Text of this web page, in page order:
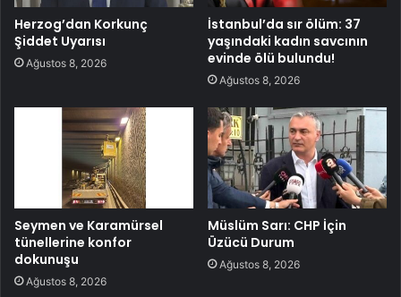
Herzog’dan Korkunç
Şiddet Uyarısı
Ağustos 8, 2026
İstanbul’da sır ölüm: 37
yaşındaki kadın savcının
evinde ölü bulundu!
Ağustos 8, 2026
Seymen ve Karamürsel
tünellerine konfor
dokunuşu
Ağustos 8, 2026
Müslüm Sarı: CHP İçin
Üzücü Durum
Ağustos 8, 2026